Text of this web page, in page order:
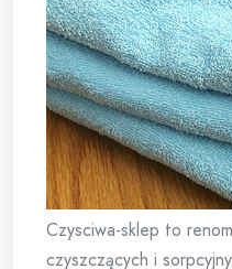
Czysciwa-sklep to
czyszczących i